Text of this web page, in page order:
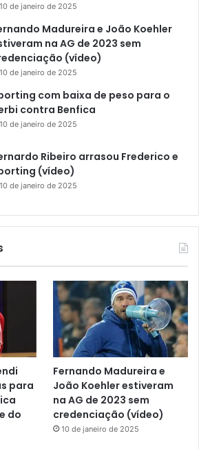
10 de janeiro de 2025
Madureira e João Koehler
na AG de 2023 sem
(vídeo)
10 de janeiro de 2025
com baixa de peso para o
contra Benfica
10 de janeiro de 2025
Ribeiro arrasou Frederico e
(vídeo)
10 de janeiro de 2025
para
do
Fernando Madureira e
João Koehler estiveram
na AG de 2023 sem
credenciação (vídeo)
10 de janeiro de 2025